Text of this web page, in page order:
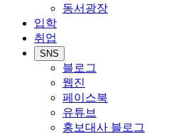
동서광장
입학
취업
SNS
블로그
웹진
페이스북
유튜브
홍보대사 블로그